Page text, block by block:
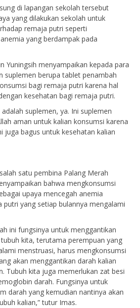
di lapangan sekolah tersebut
yang dilakukan sekolah untuk
remaja putri seperti
yang berdampak pada
Yuningsih menyampaikan kepada para
suplemen berupa tablet penambah
bagi remaja putri karena hal
kesehatan bagi remaja putri.
suplemen, ya. Ini suplemen
aman untuk kalian konsumsi karena
juga bagus untuk kesehatan kalian
satu pembina Palang Merah
bahwa mengkonsumsi
upaya mencegah anemia
putri yang setiap bulannya mengalami
ini fungsinya untuk menggantikan
kita, terutama perempuan yang
menstruasi, harus mengkonsumsi
akan menggantikan darah kalian
Tubuh kita juga memerlukan zat besi
darah. Fungsinya untuk
darah yang kemudian nantinya akan
kalian,” tutur Imas.